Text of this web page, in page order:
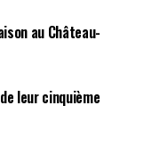
au Château-
leur cinquième